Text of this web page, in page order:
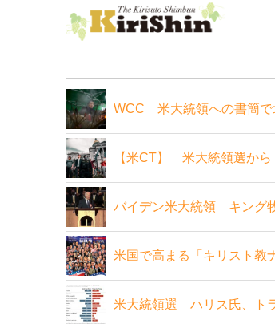
WCC 米大統領への書簡で
【米CT】 米大統領選か
バイデン米大統領 キング
米国で高まる「キリスト
米大統領選 ハリス氏、ト